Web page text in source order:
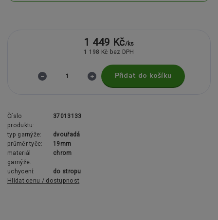
1 449 Kč/ks
1 198 Kč bez DPH
Přidat do košíku
Číslo
produktu:
37013133
typ garnýže:
dvouřadá
průměr tyče:
19mm
materiál
garnýže:
chrom
uchycení:
do stropu
Hlídat cenu / dostupnost